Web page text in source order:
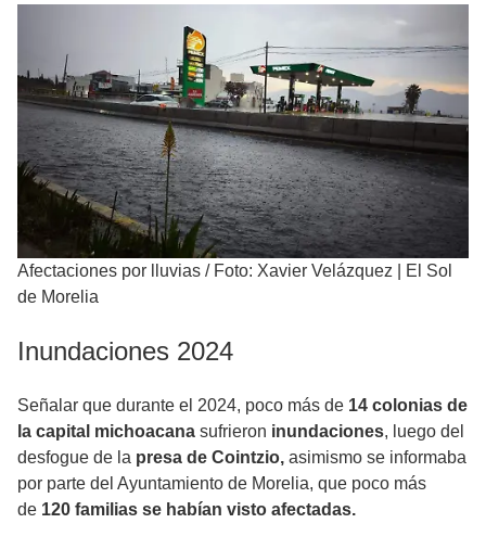
Afectaciones por lluvias / Foto: Xavier Velázquez | El Sol
de Morelia
Inundaciones 2024
Señalar que durante el 2024, poco más de 14 colonias de
la capital michoacana sufrieron inundaciones, luego del
desfogue de la presa de Cointzio, asimismo se informaba
por parte del Ayuntamiento de Morelia, que poco más
de 120 familias se habían visto afectadas.